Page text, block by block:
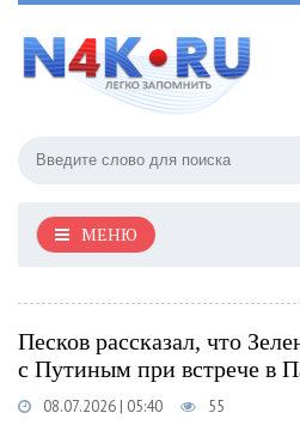
МЕНЮ
Песков рассказал, что
с Путиным при встрече в
08.07.2026 | 05:40 55